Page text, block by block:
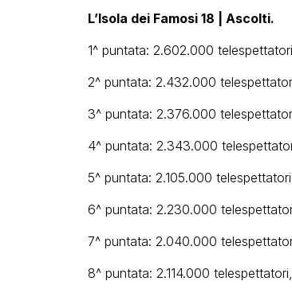
L’Isola dei Famosi 18 | Ascolti.
1^ puntata: 2.602.000
2^ puntata: 2.432.000
3^ puntata: 2.376.000
4^ puntata: 2.343.000
5^ puntata: 2.105.000
6^ puntata: 2.230.000
7^ puntata: 2.040.000
8^ puntata: 2.114.000